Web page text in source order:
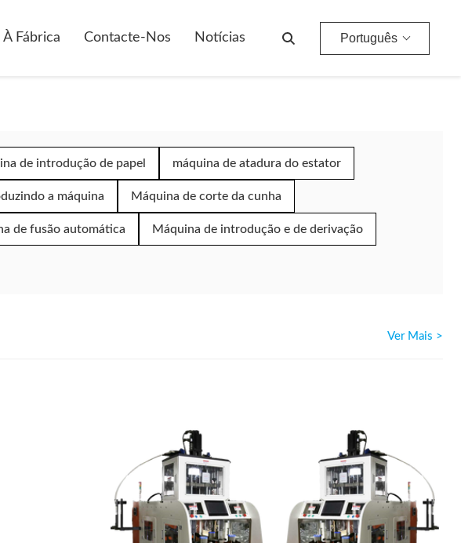
Fábrica Contacte-Nos Notícias Português
de introdução de papel máquina de atadura do estator
a máquina Máquina de corte da cunha
de fusão automática Máquina de introdução e de derivação
Ver Mais >